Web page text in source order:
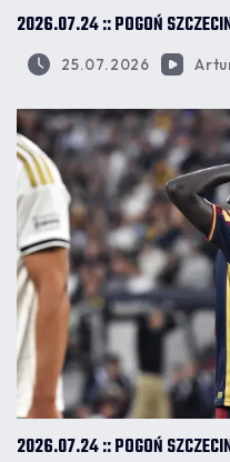
2026.07.24 :: POGOŃ
25.07.2026
2026.07.24 :: POGOŃ